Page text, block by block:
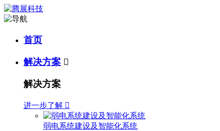
首页
解决方案 
解决方案
进一步了解 
弱电系统建设及智能化系统